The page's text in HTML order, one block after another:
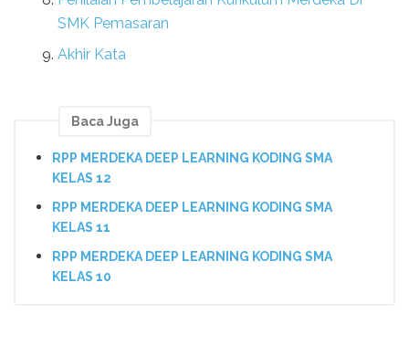
SMK Pemasaran
Akhir Kata
Baca Juga
RPP MERDEKA DEEP LEARNING KODING SMA
KELAS 12
RPP MERDEKA DEEP LEARNING KODING SMA
KELAS 11
RPP MERDEKA DEEP LEARNING KODING SMA
KELAS 10